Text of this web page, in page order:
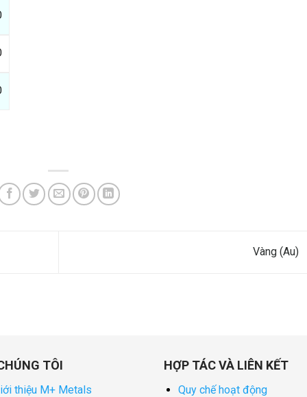
Vàng (Au)
TÔI
thiệu M+ Metals
HỢP TÁC VÀ LIÊN KẾT
Quy chế hoạt động